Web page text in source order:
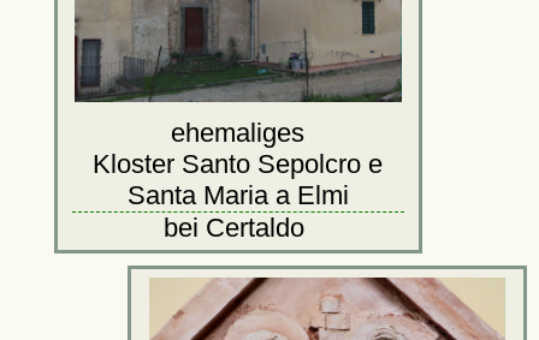
ehemaliges
Kloster Santo Sepolcro e
Santa Maria a Elmi
bei Certaldo